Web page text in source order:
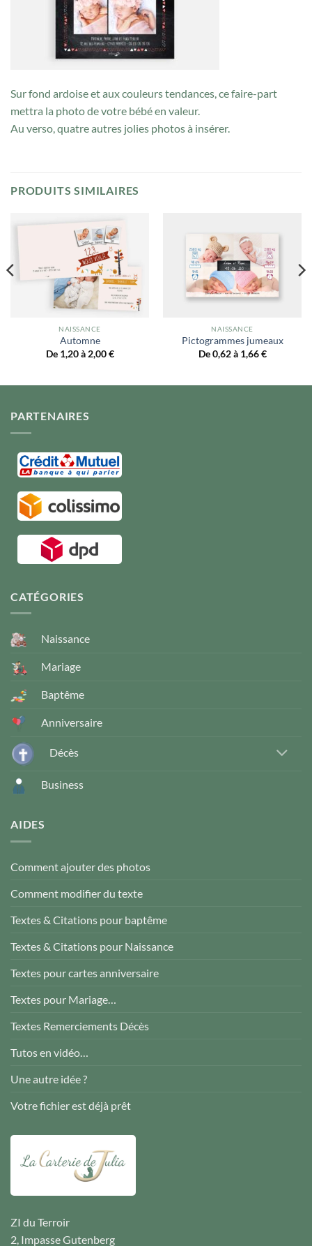
Sur fond ardoise et aux couleurs tendances, ce faire-part
mettra la photo de votre bébé en valeur.
Au verso, quatre autres jolies photos à insérer.
PRODUITS SIMILAIRES
NAISSANCE
Automne
De 1,20 à 2,00€
NAISSANCE
Pictogrammes jumeaux
De 0,62 à 1,66€
PARTENAIRES
CATÉGORIES
Naissance
Mariage
Baptême
Anniversaire
Décès
Business
AIDES
Comment ajouter des photos
Comment modifier du texte
Textes & Citations pour baptême
Textes & Citations pour Naissance
Textes pour cartes anniversaire
Textes pour Mariage…
Textes Remerciements Décès
Tutos en vidéo…
Une autre idée ?
Votre fichier est déjà prêt
ZI du Terroir
2, Impasse Gutenberg